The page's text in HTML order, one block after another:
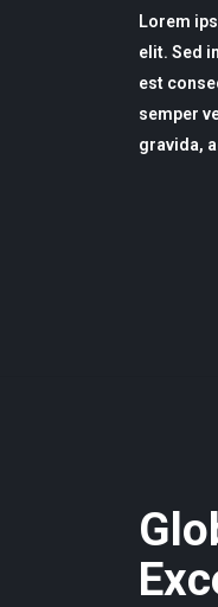
Lorem
elit. Sed
est
semper
gravida,